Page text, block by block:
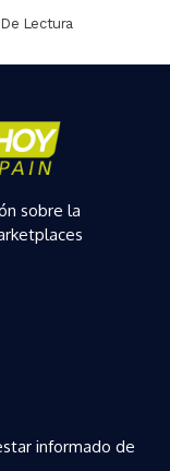
Lectura
sobre la
informado de